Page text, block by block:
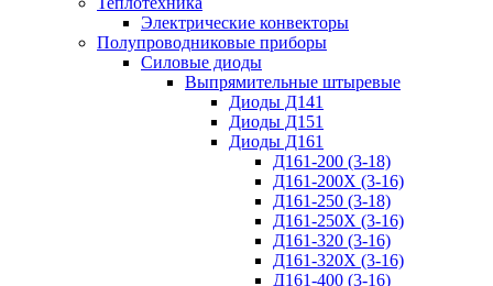
Электрические конвекторы
Полупроводниковые приборы
Силовые диоды
Выпрямительные штыревые
Диоды Д141
Диоды Д151
Диоды Д161
Д161-200 (3-18)
Д161-200Х (3-16)
Д161-250 (3-18)
Д161-250Х (3-16)
Д161-320 (3-16)
Д161-320Х (3-16)
Д161-400 (3-16)